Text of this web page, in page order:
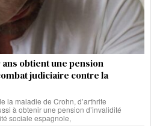
obtient une pension
judiciaire contre la
la maladie de Crohn, d’arthrite
à obtenir une pension d’invalidité
sociale espagnole,